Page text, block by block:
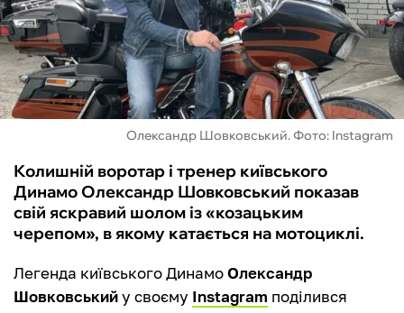
ІНШІ
БУКМЕКЕРИ
Олександр Шовковський. Фото: Instagram
Колишній воротар і тренер київського
Динамо Олександр Шовковський показав
свій яскравий шолом із «козацьким
черепом», в якому катається на мотоциклі.
Легенда київського ДинамоОлександр
Шовковськийу своєму Instagram поділився